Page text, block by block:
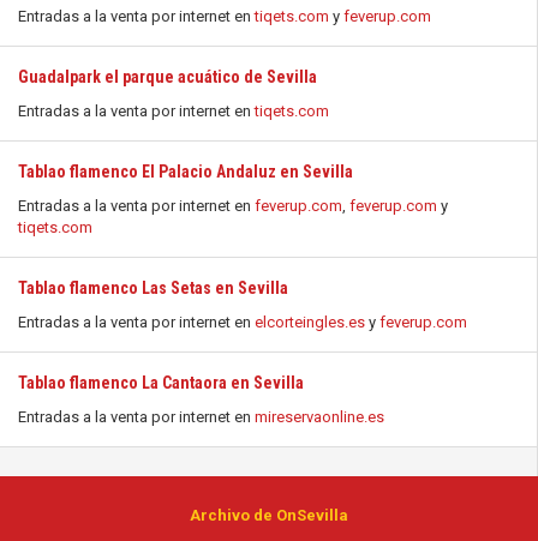
Entradas a la venta por internet entiqets.com y feverup.com
Guadalpark el parque acuático de Sevilla
Entradas a la venta por internet entiqets.com
Tablao flamenco El Palacio Andaluz en Sevilla
Entradas a la venta por internet en feverup.com, feverup.com y
tiqets.com
Tablao flamenco Las Setas en Sevilla
Entradas a la venta por internet en elcorteingles.es y feverup.com
Tablao flamenco La Cantaora en Sevilla
Entradas a la venta por internet en mireservaonline.es
Archivo de OnSevilla